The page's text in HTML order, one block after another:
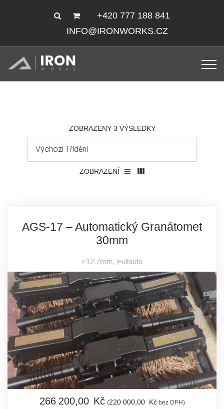
+420 777 188 841
INFO@IRONWORKS.CZ
ZOBRAZENY 3 VÝSLEDKY
ZOBRAZENÍ
AGS-17 – Automatický Granátomet
30mm
>12.7mm, Fullauto
266 200,00 Kč (220 000,00 Kčbez DPH)